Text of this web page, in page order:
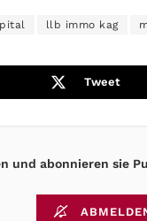
llb immo kag
Tweet
und abonnieren sie